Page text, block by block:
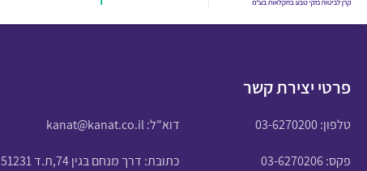
פרטי יצירת קשר
טלפון:03-6270200 דוא"ל:kanat@kanat.co.il
פקס: 03-6270206
כתובת: דרך מנחם בגין 74,ת.ד 51231